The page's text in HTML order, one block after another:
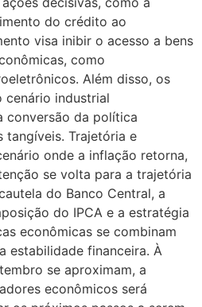
do crédito ao
visa inibir o acesso a bens
como
Além disso, os
cenário industrial
conversão da política
tangíveis. Trajetória e
onde a inflação retorna,
se volta para a trajetória
do Banco Central, a
do IPCA e a estratégia
econômicas se combinam
estabilidade financeira. À
se aproximam, a
econômicos será